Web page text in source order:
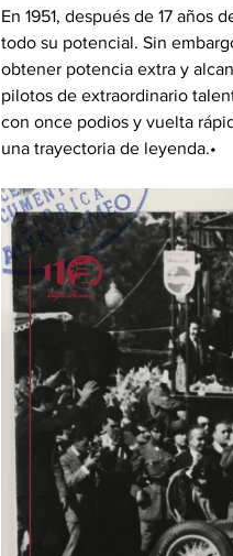
En 1951, después de 17
todo su potencial. Sin
obtener potencia extra y
pilotos de extraordinario
con once podios y vuelta
una trayectoria de leyenda.•